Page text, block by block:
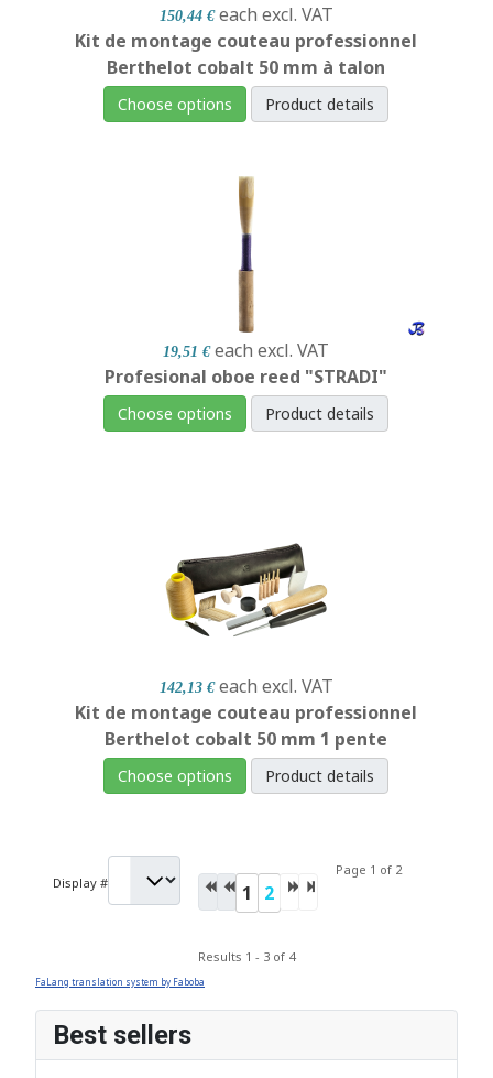
150,44 € each excl. VAT
Kit de montage couteau professionnel
Berthelot cobalt 50 mm à talon
Choose options Product details
19,51 € each excl. VAT
Profesional oboe reed "STRADI"
Choose options Product details
142,13 € each excl. VAT
Kit de montage couteau professionnel
Berthelot cobalt 50 mm 1 pente
Choose options Product details
Display # 1 2
Page 1 of 2
Results 1 - 3 of 4
FaLang translation system by Faboba
Best sellers